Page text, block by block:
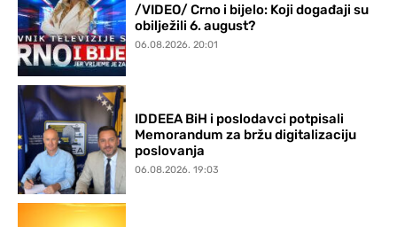
/VIDEO/ Crno i bijelo: Koji događaji su
obilježili 6. august?
06.08.2026. 20:01
IDDEEA BiH i poslodavci potpisali
Memorandum za bržu digitalizaciju
poslovanja
06.08.2026. 19:03